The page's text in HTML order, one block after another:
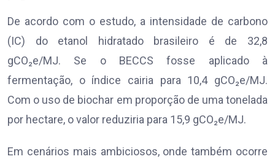
De acordo com o estudo, a intensidade de carbono
(IC) do etanol hidratado brasileiro é de 32,8
gCO₂e/MJ. Se o BECCS fosse aplicado à
fermentação, o índice cairia para 10,4 gCO₂e/MJ.
Com o uso de biochar em proporção de uma tonelada
por hectare, o valor reduziria para 15,9 gCO₂e/MJ.
Em cenários mais ambiciosos, onde também ocorre